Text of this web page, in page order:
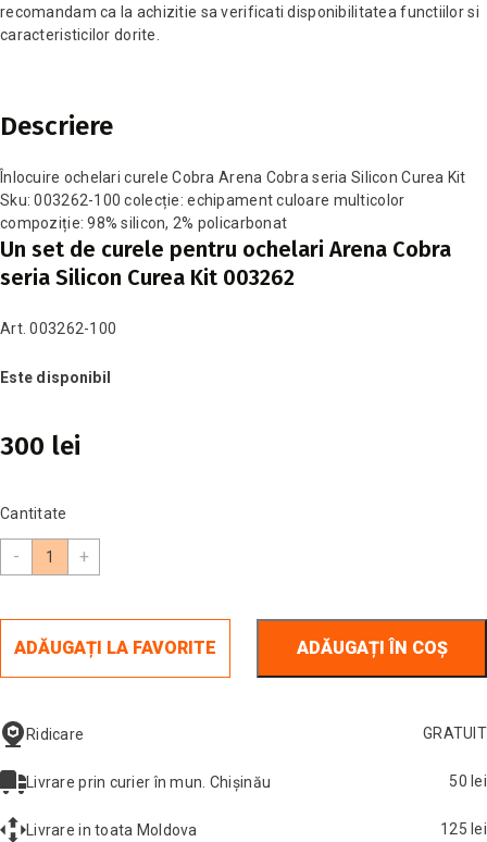
recomandam ca la achizitie sa verificati disponibilitatea functiilor si
caracteristicilor dorite.
Descriere
Înlocuire ochelari curele Cobra Arena Cobra seria Silicon Curea Kit
Sku: 003262-100 colecție: echipament culoare multicolor
compoziție: 98% silicon, 2% policarbonat
Un set de curele pentru ochelari Arena Cobra
seria Silicon Curea Kit 003262
Art. 003262-100
Este disponibil
300 lei
Cantitate
- +
ADĂUGAȚI LA FAVORITE ADĂUGAȚI ÎN COȘ
Ridicare GRATUIT
Livrare prin curier în mun. Chișinău 50 lei
Livrare in toata Moldova 125 lei